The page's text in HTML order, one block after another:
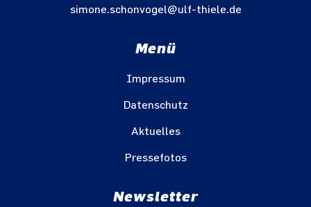
simone.schonvogel@ulf-thiele.de
Menü
Impressum
Datenschutz
Aktuelles
Pressefotos
Newsletter